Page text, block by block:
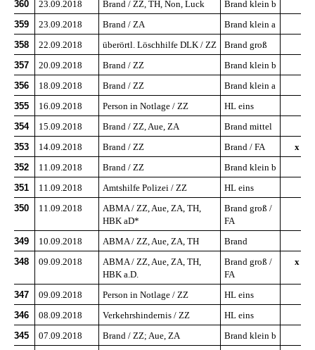
360 23.09.2018 Brand / ZZ, TH, Non, Luck
Brand klein b
359
23.09.2018 Brand / ZA
Brand klein a
358
22.09.2018 überörtl. Löschhilfe DLK / ZZ
Brand groß
357
20.09.2018 Brand / ZZ
Brand klein b
356
18.09.2018 Brand / ZZ
Brand klein a
355
16.09.2018 Person in Notlage / ZZ
HL eins
354
15.09.2018 Brand / ZZ, Aue, ZA
Brand mittel
353
14.09.2018 Brand / ZZ Brand / FA
x
352
11.09.2018 Brand / ZZ
Brand klein b
351
11.09.2018 Amtshilfe Polizei / ZZ
HL eins
350
11.09.2018
ABMA / ZZ, Aue, ZA, TH,
HBK aD*
Brand groß /
FA
349
10.09.2018 ABMA / ZZ, Aue, ZA, TH
Brand
348
09.09.2018
ABMA / ZZ, Aue, ZA, TH,
HBK a.D.
Brand groß /
FA
x
347 09.09.2018 Person in Notlage / ZZ
HL eins
346
08.09.2018 Verkehrshindernis / ZZ
HL eins
345
07.09.2018 Brand / ZZ; Aue, ZA
Brand klein b